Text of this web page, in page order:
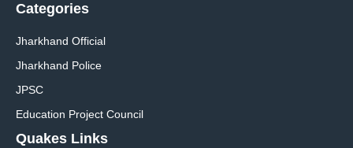
Categories
Jharkhand Official
Jharkhand Police
JPSC
Education Project Council
Quakes Links